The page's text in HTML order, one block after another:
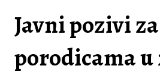
Javni pozivi
porodicama u